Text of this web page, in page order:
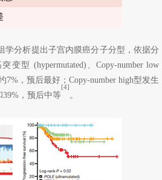
学分析提出子宫内膜癌分子分型，依据分
型 (hypermutated)、Copy-number low
7%，预后最好；Copy-number high型发生
39%，预后中等
[4]
。